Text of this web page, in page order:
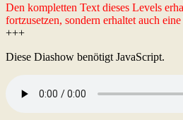
Den kompletten Text dieses Levels
fortzusetzen, sondern erhaltet auch
+++
Diese Diashow benötigt JavaScript.